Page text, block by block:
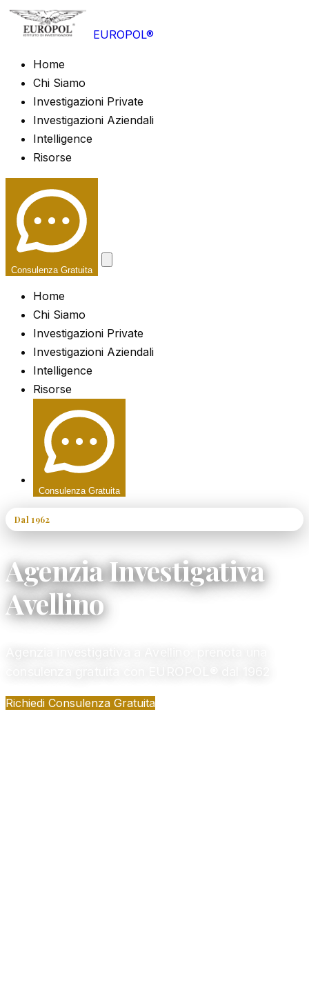
EUROPOL®
Home
Chi Siamo
Investigazioni Private
Investigazioni Aziendali
Intelligence
Risorse
Consulenza Gratuita
Home
Chi Siamo
Investigazioni Private
Investigazioni Aziendali
Intelligence
Risorse
Consulenza Gratuita
Dal 1962
Agenzia Investigativa
Avellino
Richiedi Consulenza Gratuita